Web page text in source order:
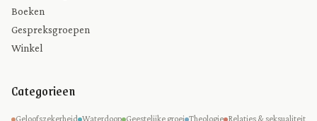
Boeken
Gespreksgroepen
Winkel
Categorieen
Geloofszekerheid Waterdoop Geestelijke groei Theologie Relaties & seksualiteit